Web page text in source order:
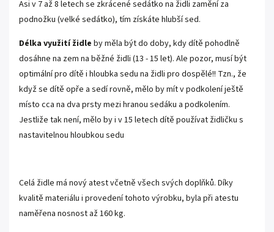
Asi v 7 až 8 letech se zkrácené sedátko na židli zamění za
podnožku (velké sedátko), tím získáte hlubší sed.
Délka využití židle by měla být do doby, kdy dítě pohodlně
dosáhne na zem na běžné židli (13 - 15 let). Ale pozor, musí být
optimální pro dítě i hloubka sedu na židli pro dospělé!! Tzn., že
když se dítě opře a sedí rovně, mělo by mít v podkolení ještě
místo cca na dva prsty mezi hranou sedáku a podkolením.
Jestliže tak není, mělo by i v 15 letech dítě používat židličku s
nastavitelnou hloubkou sedu
Celá židle má nový atest včetně všech svých doplňků. Díky
kvalitě materiálu i provedení tohoto výrobku, byla při atestu
naměřena nosnost až 160 kg.